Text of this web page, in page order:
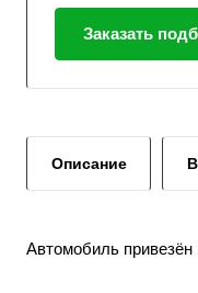
Заказать
Описание
Автомобиль привезён